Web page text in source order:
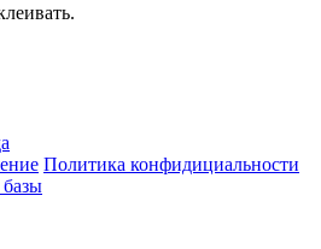
Политика конфидициальности